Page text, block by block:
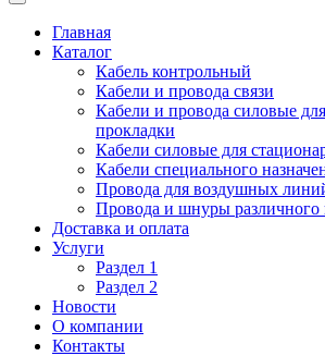
Главная
Каталог
Кабель контрольный
Кабели и провода связи
Кабели и провода силовые
прокладки
Кабели силовые для
Кабели специального
Провода для воздушных
Провода и шнуры различного
Доставка и оплата
Услуги
Раздел 1
Раздел 2
Новости
О компании
Контакты